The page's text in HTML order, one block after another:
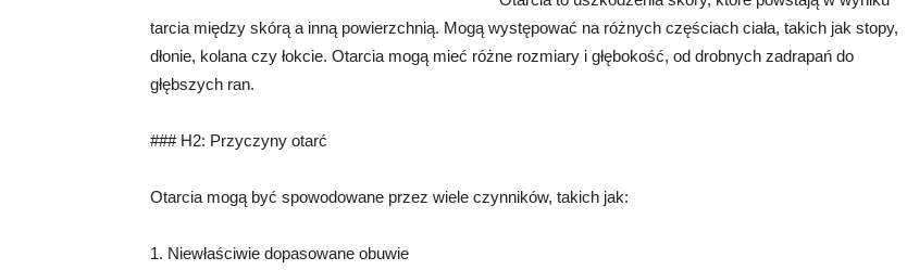
tarcia między skórą a inną powierzchnią. Mogą występować na różnych częściach ciała, takich jak stopy,
dłonie, kolana czy łokcie. Otarcia mogą mieć różne rozmiary i głębokość, od drobnych zadrapań do
głębszych ran.
### H2: Przyczyny otarć
Otarcia mogą być spowodowane przez wiele czynników, takich jak:
1. Niewłaściwie dopasowane obuwie